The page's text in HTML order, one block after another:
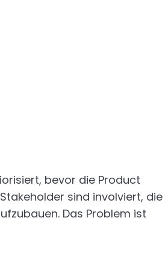
bevor die Product
sind involviert, die
Das Problem ist